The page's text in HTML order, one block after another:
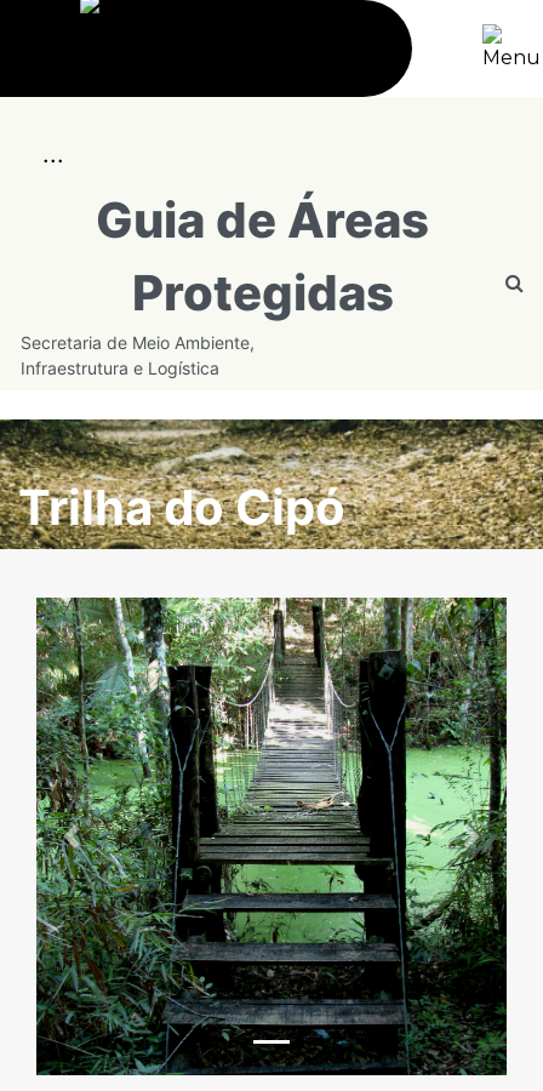
...
Guia de Áreas
Protegidas
Secretaria de Meio Ambiente,
Infraestrutura e Logística
Trilha do Cipó
Previous Next